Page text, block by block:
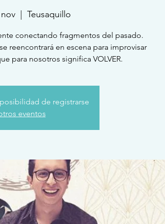
  |
Teusaquillo
conectando fragmentos del pasado.
reencontrará en escena para improvisar
para nosotros significa VOLVER.
de registrarse
eventos